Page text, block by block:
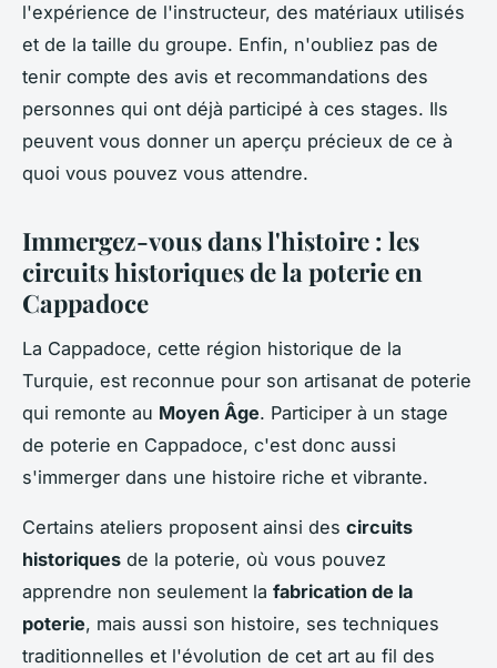
l'expérience de l'instructeur, des matériaux utilisés
et de la taille du groupe. Enfin, n'oubliez pas de
tenir compte des avis et recommandations des
personnes qui ont déjà participé à ces stages. Ils
peuvent vous donner un aperçu précieux de ce à
quoi vous pouvez vous attendre.
Immergez-vous dans l'histoire : les
circuits historiques de la poterie en
Cappadoce
La Cappadoce, cette région historique de la
Turquie, est reconnue pour son artisanat de poterie
qui remonte au Moyen Âge. Participer à un stage
de poterie en Cappadoce, c'est donc aussi
s'immerger dans une histoire riche et vibrante.
Certains ateliers proposent ainsi des circuits
historiques de la poterie, où vous pouvez
apprendre non seulement la fabrication de la
poterie, mais aussi son histoire, ses techniques
traditionnelles et l'évolution de cet art au fil des